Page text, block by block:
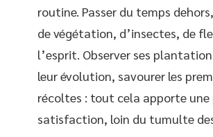
routine. Passer du temps
de végétation, d’insectes, de
l’esprit. Observer ses
leur évolution, savourer les
récoltes : tout cela apporte
satisfaction, loin du tumulte